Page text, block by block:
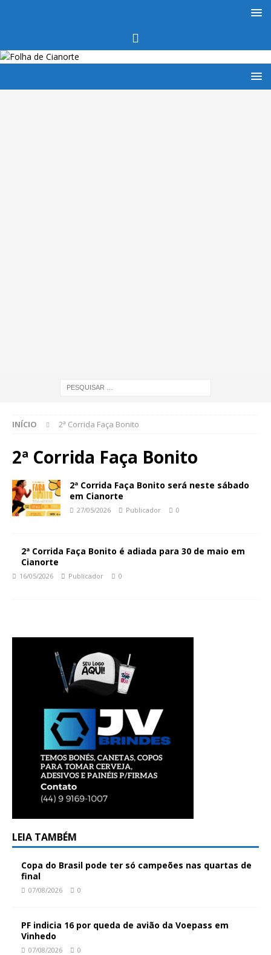
INÍCIO 2ª Corrida Faça Bonito
2ª Corrida Faça Bonito
2ª Corrida Faça Bonito será neste sábado
em Cianorte
27/05/2026 Publicador 0
2ª Corrida Faça Bonito é adiada para 30 de maio em
Cianorte
16/05/2026 Publicador 0
LEIA TAMBÉM
Copa do Brasil pode ter só campeões nas quartas de
final
07/08/2026 0
PF indicia 16 por queda de avião da Voepass em
Vinhedo
07/08/2026 0